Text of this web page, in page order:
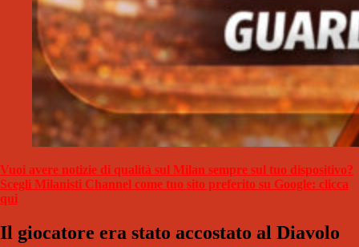
Vuoi avere notizie di qualità sul Milan sempre sul tuo dispositivo?
Scegli Milanisti Channel come tuo sito preferito su Google: clicca
qui
Il giocatore era stato accostato al Diavolo